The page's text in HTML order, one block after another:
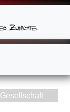
Gesellschaft